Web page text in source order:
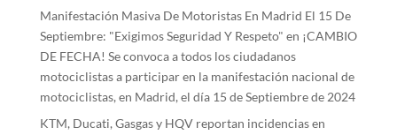
Manifestación Masiva De Motoristas En Madrid El 15 De
Septiembre: "Exigimos Seguridad Y Respeto" en ¡CAMBIO
DE FECHA! Se convoca a todos los ciudadanos
motociclistas a participar en la manifestación nacional de
motociclistas, en Madrid, el día 15 de Septiembre de 2024
KTM, Ducati, Gasgas y HQV reportan incidencias en